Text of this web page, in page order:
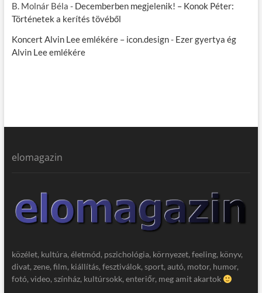
B. Molnár Béla - Decemberben megjelenik! – Konok Péter:
Történetek a kerítés tövéből
Koncert Alvin Lee emlékére – icon.design- Ezer gyertya ég
Alvin Lee emlékére
elomagazin
közélet, kultúra, életmód, pszichológia, környezet, feeling, könyv,
divat, zene, film, kiállítás, fesztiválok, sport, autó, motor, humor,
fotó, video, színház, kultúrsokk, enteriőr, meg amit akartok